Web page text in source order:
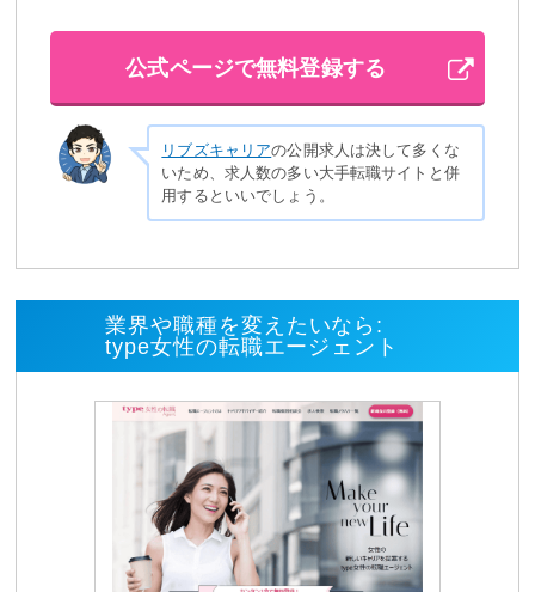
公式ページで無料登録する
リブズキャリアの公開求人は決して多くな
いため、求人数の多い大手転職サイトと併
用するといいでしょう。
業界や職種を変えたいなら:
type女性の転職エージェント